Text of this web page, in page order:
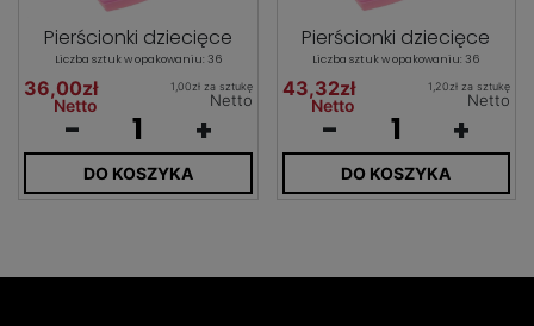
Pierścionki dziecięce
Liczba sztuk w opakowaniu: 36
36,00zł
Netto
1,00zł za sztukę
Netto
- +
DO KOSZYKA
Pierścionki dziecięce
Liczba sztuk w opakowaniu: 36
43,32zł
Netto
1,20zł za sztukę
Netto
- +
DO KOSZYKA